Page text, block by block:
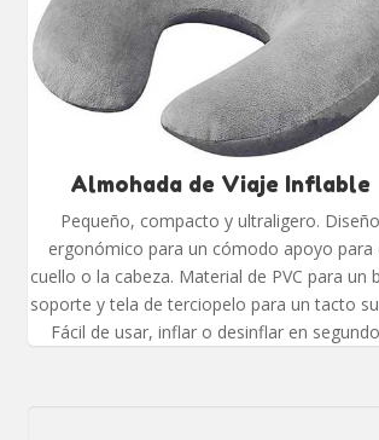
Almohada de Viaje Inflable
Pequeño, compacto y ultraligero. Diseño
ergonómico para un cómodo apoyo para
cuello o la cabeza. Material de PVC para un
soporte y tela de terciopelo para un tacto
Fácil de usar, inflar o desinflar en